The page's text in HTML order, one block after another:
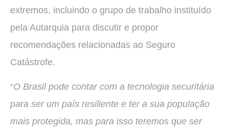
extremos, incluindo o grupo de trabalho instituído
pela Autarquia para discutir e propor
recomendações relacionadas ao Seguro
Catástrofe.
“O Brasil pode contar com a tecnologia securitária
para ser um país resiliente e ter a sua população
mais protegida, mas para isso teremos que ser